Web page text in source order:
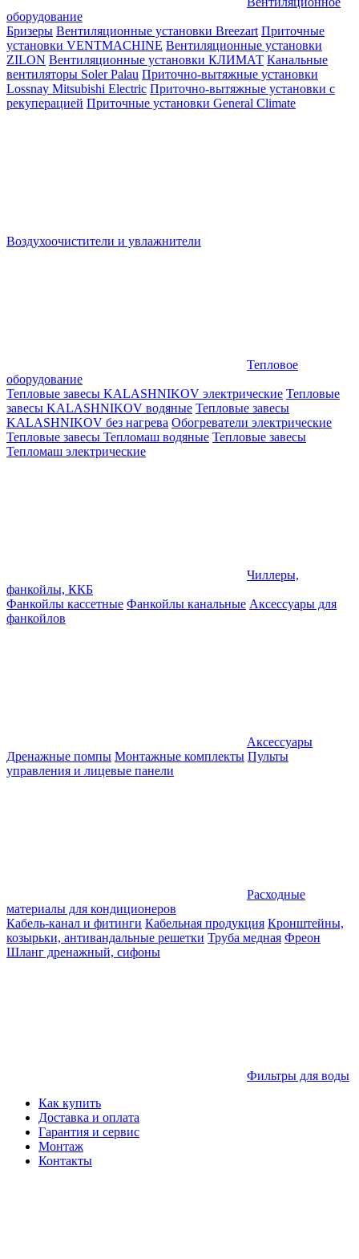
оборудование
Бризеры Вентиляционные установки Breezart Приточные
установки VENTMACHINE Вентиляционные установки
ZILON Вентиляционные установки КЛИМАТ Канальные
вентиляторы Soler Palau Приточно-вытяжные установки
Lossnay Mitsubishi Electric Приточно-вытяжные установки с
рекуперацией Приточные установки General Climate
Воздухоочистители и увлажнители
Тепловое
оборудование
Тепловые завесы KALASHNIKOV электрические Тепловые
завесы KALASHNIKOV водяные Тепловые завесы
KALASHNIKOV без нагрева Обогреватели электрические
Тепловые завесы Тепломаш водяные Тепловые завесы
Тепломаш электрические
Чиллеры,
фанкойлы, ККБ
Фанкойлы кассетные Фанкойлы канальные Аксессуары для
фанкойлов
Аксессуары
Дренажные помпы Монтажные комплекты Пульты
управления и лицевые панели
Расходные
материалы для кондиционеров
Кабель-канал и фитинги Кабельная продукция Кронштейны,
козырьки, антивандальные решетки Труба медная Фреон
Шланг дренажный, сифоны
Фильтры для воды
Как купить
Доставка и оплата
Гарантия и сервис
Монтаж
Контакты